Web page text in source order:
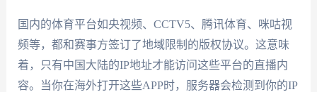
国内的体育平台如央视频、CCTV5、腾讯体育、咪咕视
频等，都和赛事方签订了地域限制的版权协议。这意味
着，只有中国大陆的IP地址才能访问这些平台的直播内
容。当你在海外打开这些APP时，服务器会检测到你的IP